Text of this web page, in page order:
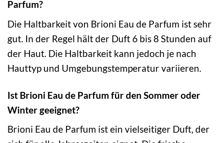
Parfum?
Die Haltbarkeit von Brioni Eau de Parfum ist sehr
gut. In der Regel hält der Duft 6 bis 8 Stunden auf
der Haut. Die Haltbarkeit kann jedoch je nach
Hauttyp und Umgebungstemperatur variieren.
Ist Brioni Eau de Parfum für den Sommer oder
Winter geeignet?
Brioni Eau de Parfum ist ein vielseitiger Duft, der